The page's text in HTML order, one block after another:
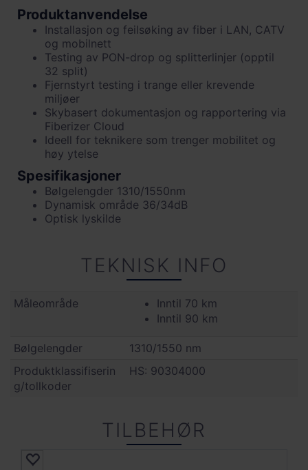
Produktanvendelse
Installasjon og feilsøking av fiber i LAN, CATV
og mobilnett
Testing av PON-drop og splitterlinjer (opptil
32 split)
Fjernstyrt testing i trange eller krevende
miljøer
Skybasert dokumentasjon og rapportering via
Fiberizer Cloud
Ideell for teknikere som trenger mobilitet og
høy ytelse
Spesifikasjoner
Bølgelengder 1310/1550nm
Dynamisk område 36/34dB
Optisk lyskilde
TEKNISK INFO
Måleområde
Inntil 70 km
Inntil 90 km
Bølgelengder
1310/1550 nm
Produktklassifiserin
g/tollkoder
HS: 90304000
TILBEHØR